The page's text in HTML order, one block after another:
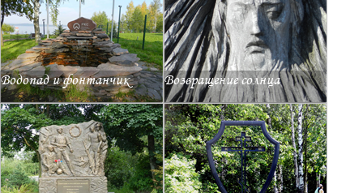
Водопад и фонтанчик Возвращение солнца